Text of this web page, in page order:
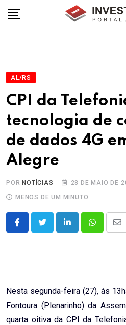
AL/RS
CPI da
tecnologia de
de dados 4G
Alegre
POR NOTÍCIAS
28 DE MAIO DE
MENOS DE UM MINUTO
LinkedInWhatsapp
Nesta segunda-feira (27), às
Fontoura (Plenarinho) da
quarta oitiva da CPI da